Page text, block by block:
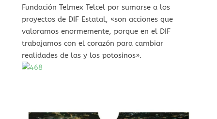
Fundación Telmex Telcel por sumarse a los
proyectos de DIF Estatal, «son acciones que
valoramos enormemente, porque en el DIF
trabajamos con el corazón para cambiar
realidades de las y los potosinos».